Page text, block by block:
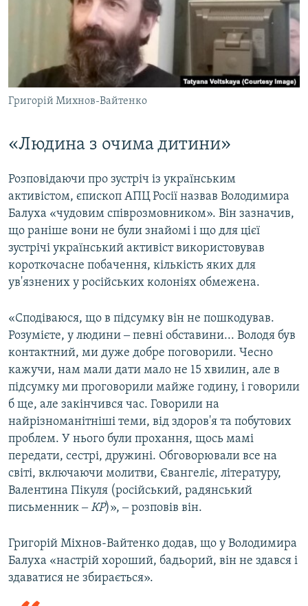
Григорій Михнов-Вайтенко
«Людина з очима дитини»
Розповідаючи про зустріч із українським
активістом, єпископ АПЦ Росії назвав Володимира
Балуха «чудовим співрозмовником». Він зазначив,
що раніше вони не були знайомі і що для цієї
зустрічі український активіст використовував
короткочасне побачення, кількість яких для
ув'язнених у російських колоніях обмежена.
«Сподіваюся, що в підсумку він не пошкодував.
Розумієте, у людини ‒ певні обставини... Володя був
контактний, ми дуже добре поговорили. Чесно
кажучи, нам мали дати мало не 15 хвилин, але в
підсумку ми проговорили майже годину, і говорили
б ще, але закінчився час. Говорили на
найрізноманітніші теми, від здоров'я та побутових
проблем. У нього були прохання, щось мамі
передати, сестрі, дружині. Обговорювали все на
світі, включаючи молитви, Євангеліє, літературу,
Валентина Пікуля (російський, радянський
письменник ‒КР)», ‒ розповів він.
Григорій Міхнов-Вайтенко додав, що у Володимира
Балуха «настрій хороший, бадьорий, він не здався і
здаватися не збирається».